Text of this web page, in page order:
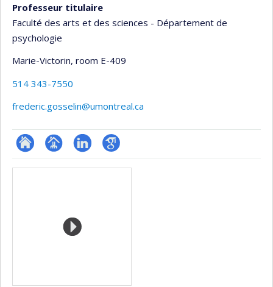
Professeur titulaire
Faculté des arts et des sciences - Département de
psychologie
Marie-Victorin, room E-409
514 343-7550
frederic.gosselin@umontreal.ca
ResearchGate
Page LinkedInGoogle
Media